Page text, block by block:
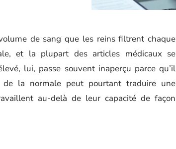
de sang que les reins filtrent chaque
et la plupart des articles médicaux se
lui, passe souvent inaperçu parce qu’il
la normale peut pourtant traduire une
au-delà de leur capacité de façon